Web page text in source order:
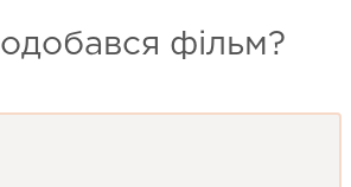
фільм?